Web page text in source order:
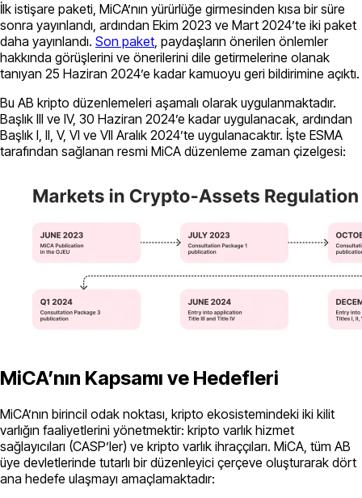
İlk istişare paketi, MiCA’nın yürürlüğe girmesinden kısa bir süre
sonra yayınlandı, ardından Ekim 2023 ve Mart 2024’te iki paket
daha yayınlandı. Son paket, paydaşların önerilen önlemler
hakkında görüşlerini ve önerilerini dile getirmelerine olanak
tanıyan 25 Haziran 2024’e kadar kamuoyu geri bildirimine açıktı.
Bu AB kripto düzenlemeleri aşamalı olarak uygulanmaktadır.
Başlık III ve IV, 30 Haziran 2024’e kadar uygulanacak, ardından
Başlık I, II, V, VI ve VII Aralık 2024’te uygulanacaktır. İşte ESMA
tarafından sağlanan resmi MiCA düzenleme zaman çizelgesi:
MiCA’nın Kapsamı ve Hedefleri
MiCA’nın birincil odak noktası, kripto ekosistemindeki iki kilit
varlığın faaliyetlerini yönetmektir: kripto varlık hizmet
sağlayıcıları (CASP’ler) ve kripto varlık ihraççıları. MiCA, tüm AB
üye devletlerinde tutarlı bir düzenleyici çerçeve oluşturarak dört
ana hedefe ulaşmayı amaçlamaktadır: